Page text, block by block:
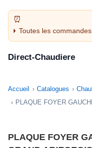
Toutes les
avant 14H sont
Direct-Chaudiere
Accueil Catalogues
PLAQUE FOYER
PLAQUE FOYER